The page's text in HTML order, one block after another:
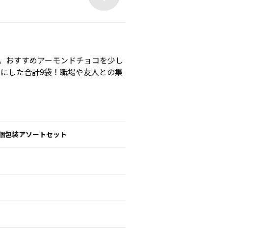
おすすめアーモンドチョコを少し
した合計9袋！職場や友人との集
包装アソートセット